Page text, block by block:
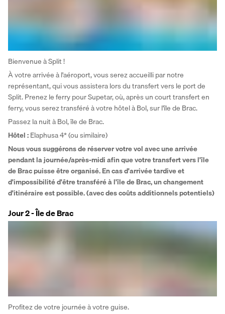
Bienvenue à Split !
À votre arrivée à l'aéroport, vous serez accueilli par notre
représentant, qui vous assistera lors du transfert vers le port de
Split. Prenez le ferry pour Supetar, où, après un court transfert en
ferry, vous serez transféré à votre hôtel à Bol, sur l'île de Brac.
Passez la nuit à Bol, île de Brac.
Hôtel: Elaphusa 4* (ou similaire)
Nous vous suggérons de réserver votre vol avec une arrivée
pendant la journée/après-midi afin que votre transfert vers l'île
de Brac puisse être organisé. En cas d'arrivée tardive et
d'impossibilité d'être transféré à l'île de Brac, un changement
d'itinéraire est possible. (avec des coûts additionnels potentiels)
Jour 2 - Île de Brac
Profitez de votre journée à votre guise.